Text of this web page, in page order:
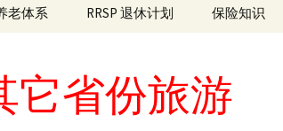
老体系 RRSP 退休计划 保险知识
它省份旅游